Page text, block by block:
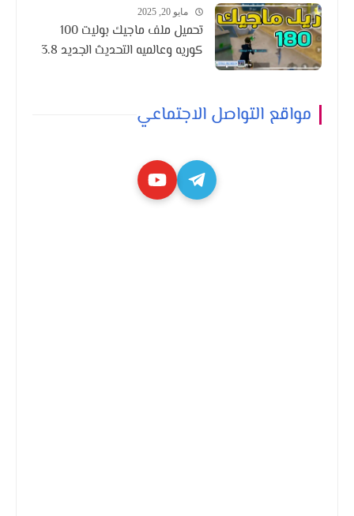
مايو 20, 2025
تحميل ملف ماجيك بوليت 100
كوريه وعالميه التحديث الجديد 3.8
مواقع التواصل الاجتماعي